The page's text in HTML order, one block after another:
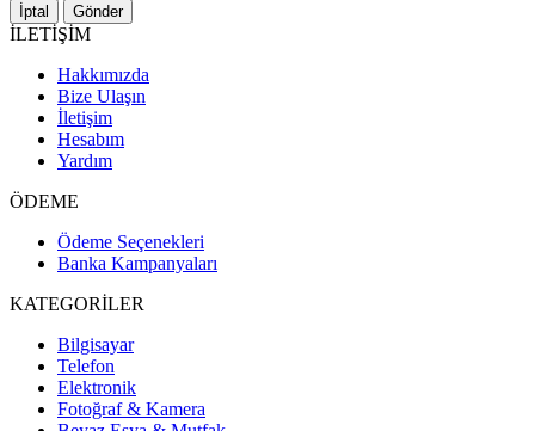
İptal Gönder
İLETİŞİM
Hakkımızda
Bize Ulaşın
İletişim
Hesabım
Yardım
ÖDEME
Ödeme Seçenekleri
Banka Kampanyaları
KATEGORİLER
Bilgisayar
Telefon
Elektronik
Fotoğraf & Kamera